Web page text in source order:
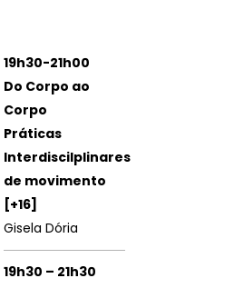
19h30-21h00
Do Corpo ao
Corpo
Práticas
Interdiscilplinares
de movimento
[+16]
Gisela Dória
19h30 – 21h30